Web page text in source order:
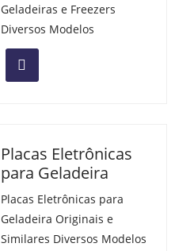
Geladeiras e Freezers
Diversos Modelos
Placas Eletrônicas
para Geladeira
Placas Eletrônicas para
Geladeira Originais e
Similares Diversos Modelos